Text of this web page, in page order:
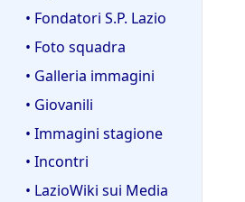
• Fondatori S.P. Lazio
• Foto squadra
• Galleria immagini
• Giovanili
• Immagini stagione
• Incontri
• LazioWiki sui Media